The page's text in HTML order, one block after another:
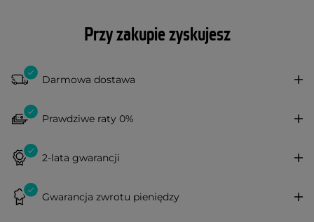
Przy zakupie zyskujesz
Darmowa dostawa
Prawdziwe raty 0%
2-lata gwarancji
Gwarancja zwrotu pieniędzy